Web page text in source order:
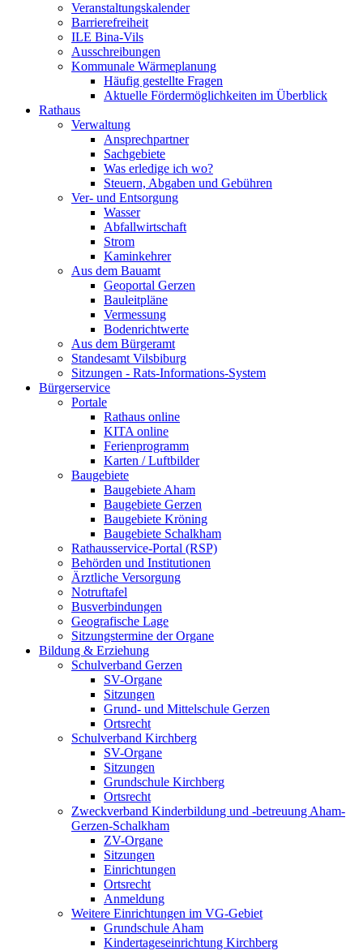
Veranstaltungskalender
Barrierefreiheit
ILE Bina-Vils
Ausschreibungen
Kommunale Wärmeplanung
Häufig gestellte Fragen
Aktuelle Fördermöglichkeiten im Überblick
Rathaus
Verwaltung
Ansprechpartner
Sachgebiete
Was erledige ich wo?
Steuern, Abgaben und Gebühren
Ver- und Entsorgung
Wasser
Abfallwirtschaft
Strom
Kaminkehrer
Aus dem Bauamt
Geoportal Gerzen
Bauleitpläne
Vermessung
Bodenrichtwerte
Aus dem Bürgeramt
Standesamt Vilsbiburg
Sitzungen - Rats-Informations-System
Bürgerservice
Portale
Rathaus online
KITA online
Ferienprogramm
Karten / Luftbilder
Baugebiete
Baugebiete Aham
Baugebiete Gerzen
Baugebiete Kröning
Baugebiete Schalkham
Rathausservice-Portal (RSP)
Behörden und Institutionen
Ärztliche Versorgung
Notruftafel
Busverbindungen
Geografische Lage
Sitzungstermine der Organe
Bildung & Erziehung
Schulverband Gerzen
SV-Organe
Sitzungen
Grund- und Mittelschule Gerzen
Ortsrecht
Schulverband Kirchberg
SV-Organe
Sitzungen
Grundschule Kirchberg
Ortsrecht
Zweckverband Kinderbildung und -betreuung Aham-
Gerzen-Schalkham
ZV-Organe
Sitzungen
Einrichtungen
Ortsrecht
Anmeldung
Weitere Einrichtungen im VG-Gebiet
Grundschule Aham
Kindertageseinrichtung Kirchberg